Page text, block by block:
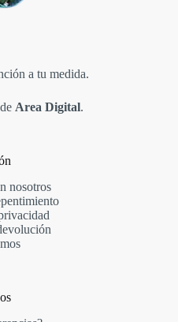
a tu medida.
Area Digital.
nosotros